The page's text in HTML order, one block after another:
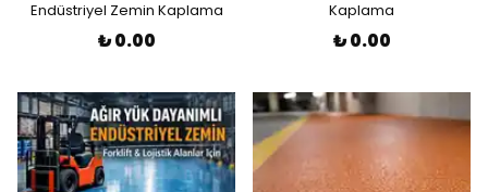
Endüstriyel Zemin Kaplama
₺ 0.00
Kaplama
₺ 0.00